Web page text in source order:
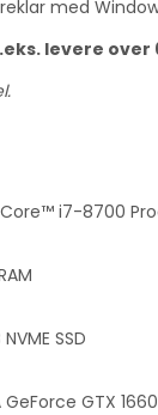
med
levere over
i7-8700
NVME SSD
GeForce GTX